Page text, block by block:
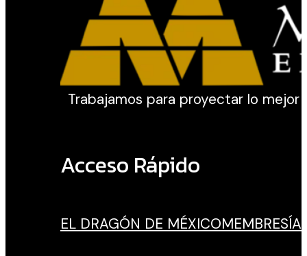
Trabajamos para proyectar lo
Acceso Rápido
EL DRAGÓN DE MÉXICO